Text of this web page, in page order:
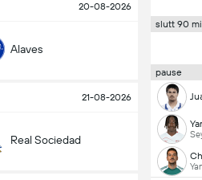
20-08-2026
Alaves
21-08-2026
Real Sociedad
slutt 90
pause